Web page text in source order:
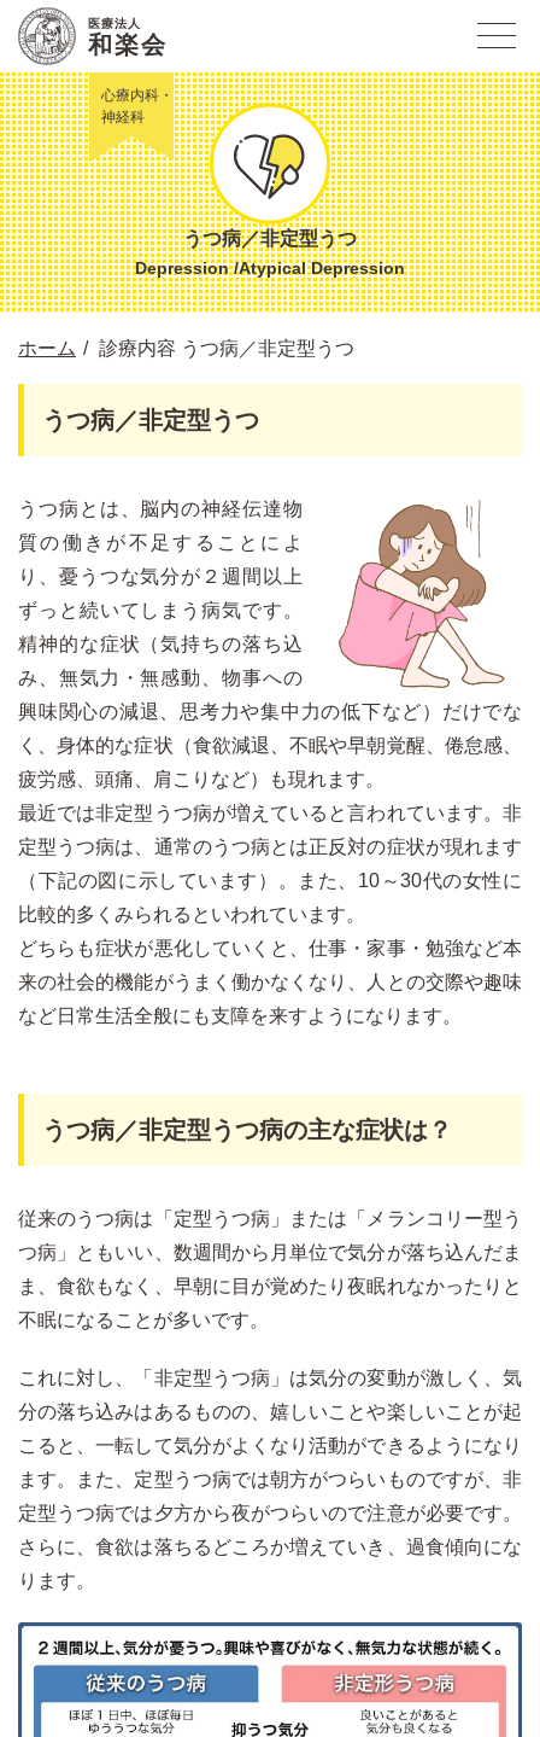
医療法人
和楽会
うつ病／非定型うつ
Depression /Atypical Depression
ホーム 診療内容 うつ病／非定型うつ
うつ病／非定型うつ
うつ病とは、脳内の神経伝達物
質の働きが不足することによ
り、憂うつな気分が２週間以上
ずっと続いてしまう病気です。
精神的な症状（気持ちの落ち込
み、無気力・無感動、物事への
興味関心の減退、思考力や集中力の低下など）だけでな
く、身体的な症状（食欲減退、不眠や早朝覚醒、倦怠感、
疲労感、頭痛、肩こりなど）も現れます。
最近では非定型うつ病が増えていると言われています。非
定型うつ病は、通常のうつ病とは正反対の症状が現れます
（下記の図に示しています）。また、10～30代の女性に
比較的多くみられるといわれています。
どちらも症状が悪化していくと、仕事・家事・勉強など本
来の社会的機能がうまく働かなくなり、人との交際や趣味
など日常生活全般にも支障を来すようになります。
うつ病／非定型うつ病の主な症状は？
従来のうつ病は「定型うつ病」または「メランコリー型う
つ病」ともいい、数週間から月単位で気分が落ち込んだま
ま、食欲もなく、早朝に目が覚めたり夜眠れなかったりと
不眠になることが多いです。
これに対し、「非定型うつ病」は気分の変動が激しく、気
分の落ち込みはあるものの、嬉しいことや楽しいことが起
こると、一転して気分がよくなり活動ができるようになり
ます。また、定型うつ病では朝方がつらいものですが、非
定型うつ病では夕方から夜がつらいので注意が必要です。
さらに、食欲は落ちるどころか増えていき、過食傾向にな
ります。